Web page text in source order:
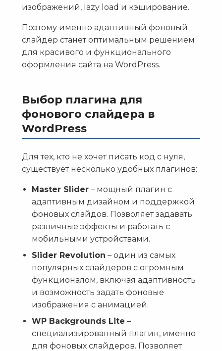
изображений, lazy load и кэширование.
Поэтому именно адаптивный фоновый
слайдер станет оптимальным решением
для красивого и функционального
оформления сайта на WordPress.
Выбор плагина для
фонового слайдера в
WordPress
Для тех, кто не хочет писать код с нуля,
существует несколько удобных плагинов:
Master Slider – мощный плагин с
адаптивным дизайном и поддержкой
фоновых слайдов. Позволяет задавать
различные эффекты и работать с
мобильными устройствами.
Slider Revolution – один из самых
популярных слайдеров с огромным
функционалом, включая адаптивность
и возможность задать фоновые
изображения с анимацией.
WP Backgrounds Lite –
специализированный плагин, именно
для фоновых слайдеров. Позволяет